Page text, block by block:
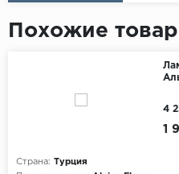
Похожие
Страна: Турция
1
4